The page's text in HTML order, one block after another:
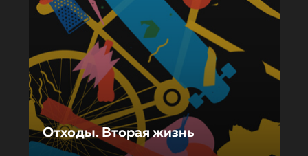
Отходы. Вторая жизнь